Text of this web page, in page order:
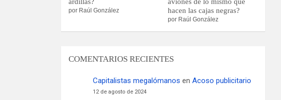
por Raúl González
hacen las cajas negras?
por Raúl González
COMENTARIOS RECIENTES
Capitalistas megalómanos enAcoso publicitario
12 de agosto de 2024